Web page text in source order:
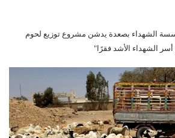
الشهداء بصعدة يدشن مشروع توزيع لحوم